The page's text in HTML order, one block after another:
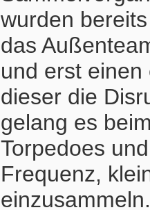
wurden
das
und erst
dieser die
gelang es
Torpedoes
Frequenz,